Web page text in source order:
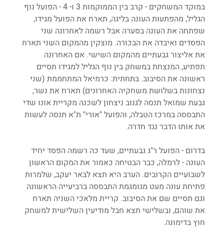
במוקד המשחקים - קרב בין הממוקמות 3 ו- 4 - הפועל נוף
הגליל, מהפתעות העונה בליגה, תארח את הפועל מגידו,
שפתחה את העונה בסערה אבל רשמה לאחרונה שני
הפסדים ואיבדה את הבכורה. מוצקין מהמקום השני תארח
את אליצור גבעתיים מהמקום השישי. אם האחרונה
תפתיע, המנצחת במשחק בין נוף הגליל למגידו תסיים
ראשונה את הסיבוב. בתחתית: כרמיאל המתחממת (שני
נצחונות בשלושת משחקיה האחרונים) תארח את נשר,
גבעת שמואל תנסה לגנוב ניצחון לשכנה מקריית אונו שדי
התבססה במרכז הטבלה, והפועל "אורי" ת"א תנסה לעשות
את אותו הדבר נגד חדרה.
בדרום - הפועל ר"ג גבעתיים, שעד כה רשמה הפסד יחיד
העונה - לרמלה, כבר הבטיחה כאמור את המקום הראשון
לשבועיים הקרובים. הערב היא תצא לבאר יעקב, שלמרות
פתיחת עונה מעט מגומגמת התבססה ברביעייה הראשונה
וגם תסיים שם את הסיבוב. קריית מלאכי השניה תארח
את שוהם, ובשלישי תצא חבל מודיעין השלישית למשחק
חוץ בדימונה.